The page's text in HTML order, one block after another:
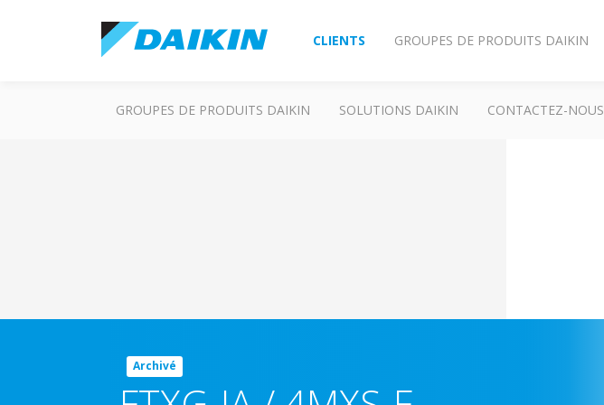
CLIENTS GROUPES DE PRODUITS DAIKIN
GROUPES DE PRODUITS DAIKIN SOLUTIONS DAIKIN CONTACTEZ-NOUS
Archivé